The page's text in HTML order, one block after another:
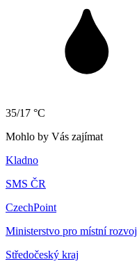
35/17 °C
Mohlo by Vás zajímat
Kladno
SMS ČR
CzechPoint
Ministerstvo pro místní rozvoj
Středočeský kraj